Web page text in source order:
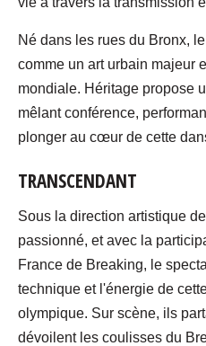
Né dans les rues du Bronx,
comme un art urbain majeur
mondiale. Héritage propose
mêlant conférence,
plonger au cœur de cette
TRANSCENDANT
Sous la direction artistique
passionné, et avec la
France de Breaking, le
technique et l'énergie de
olympique. Sur scène, ils
dévoilent les coulisses du